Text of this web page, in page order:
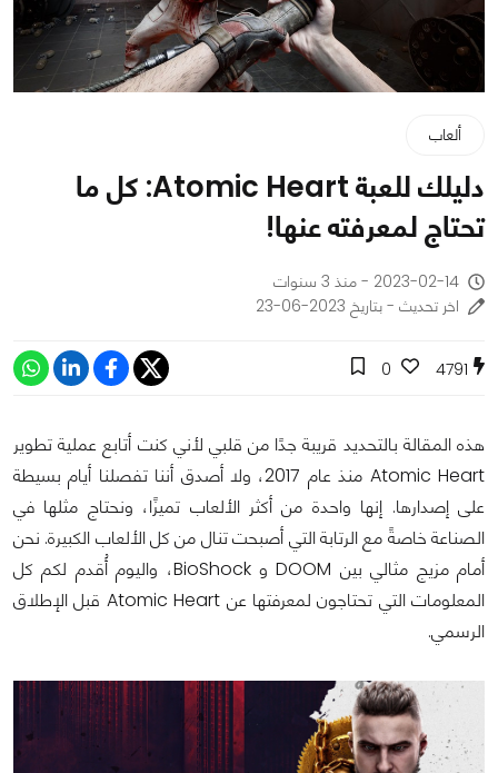
ألعاب
دليلك للعبة Atomic Heart: كل ما
تحتاج لمعرفته عنها!
2023-02-14 - منذ 3 سنوات
اخر تحديث - بتاريخ 2023-06-23
4791
0
هذه المقالة بالتحديد قريبة جدًا من قلبي لأني كنت أتابع عملية تطوير
Atomic Heart منذ عام 2017، ولا أصدق أننا تفصلنا أيام بسيطة
على إصدارها. إنها واحدة من أكثر الألعاب تميزًا، ونحتاج مثلها في
الصناعة خاصةً مع الرتابة التي أصبحت تنال من كل الألعاب الكبيرة. نحن
أمام مزيج مثالي بين DOOM و BioShock، واليوم أُقدم لكم كل
المعلومات التي تحتاجون لمعرفتها عن Atomic Heart قبل الإطلاق
الرسمي.